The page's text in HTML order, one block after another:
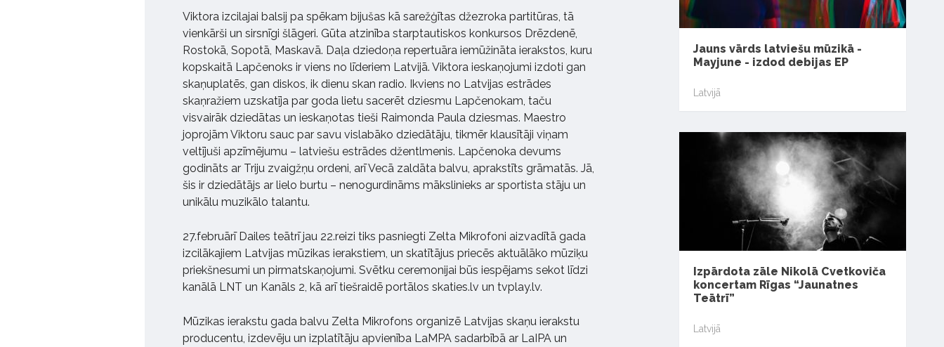
Viktora izcilajai balsij pa spēkam bijušas kā sarežģītas džezroka partitūras, tā
vienkārši un sirsnīgi šlāgeri. Gūta atzinība starptautiskos konkursos Drēzdenē,
Rostokā, Sopotā, Maskavā. Daļa dziedoņa repertuāra iemūžināta ierakstos, kuru
kopskaitā Lapčenoks ir viens no līderiem Latvijā. Viktora ieskaņojumi izdoti gan
skaņuplatēs, gan diskos, ik dienu skan radio. Ikviens no Latvijas estrādes
skaņražiem uzskatīja par goda lietu sacerēt dziesmu Lapčenokam, taču
visvairāk dziedātas un ieskaņotas tieši Raimonda Paula dziesmas. Maestro
joprojām Viktoru sauc par savu vislabāko dziedātāju, tikmēr klausītāji viņam
veltījuši apzīmējumu – latviešu estrādes džentlmenis. Lapčenoka devums
godināts ar Triju zvaigžņu ordeni, arī Vecā zaldāta balvu, aprakstīts grāmatās. Jā,
šis ir dziedātājs ar lielo burtu – nenogurdināms mākslinieks ar sportista stāju un
unikālu muzikālo talantu.
27.februārī Dailes teātrī jau 22.reizi tiks pasniegti Zelta Mikrofoni aizvadītā gada
izcilākajiem Latvijas mūzikas ierakstiem, un skatītājus priecēs aktuālāko mūziķu
priekšnesumi un pirmatskaņojumi. Svētku ceremonijai būs iespējams sekot līdzi
kanālā LNT un Kanāls 2, kā arī tiešraidē portālos skaties.lv un tvplay.lv.
Mūzikas ierakstu gada balvu Zelta Mikrofons organizē Latvijas skaņu ierakstu
producentu, izdevēju un izplatītāju apvienība LaMPA sadarbībā ar LaIPA un
Jauns vārds latviešu mūzikā -
Mayjune - izdod debijas EP
Latvijā
Izpārdota zāle Nikolā Cvetkoviča
koncertam Rīgas “Jaunatnes
Teātrī”
Latvijā